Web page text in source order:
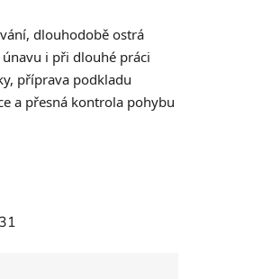
dlouhodobě ostrá
i při dlouhé práci
příprava podkladu
a přesná kontrola pohybu